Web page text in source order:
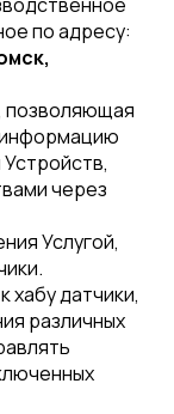
по адресу:
позволяющая
через
Услугой,
хабу датчики,
различных